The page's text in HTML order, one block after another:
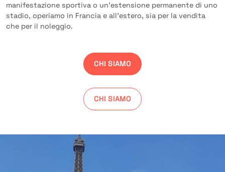
manifestazione sportiva o un’estensione permanente di uno
stadio, operiamo in Francia e all’estero, sia per la vendita
che per il noleggio.
CHI SIAMO
CHI SIAMO